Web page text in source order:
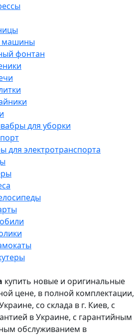
фонтан
для уборки
для электротранспорта
купить новые и оригинальные
цене, в полной комплектации,
со склада в г. Киев, с
в Украине, с гарантийным
обслуживанием в